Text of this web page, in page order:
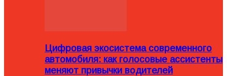
Цифровая экосистема современного
автомобиля: как голосовые ассистенты
меняют привычки водителей